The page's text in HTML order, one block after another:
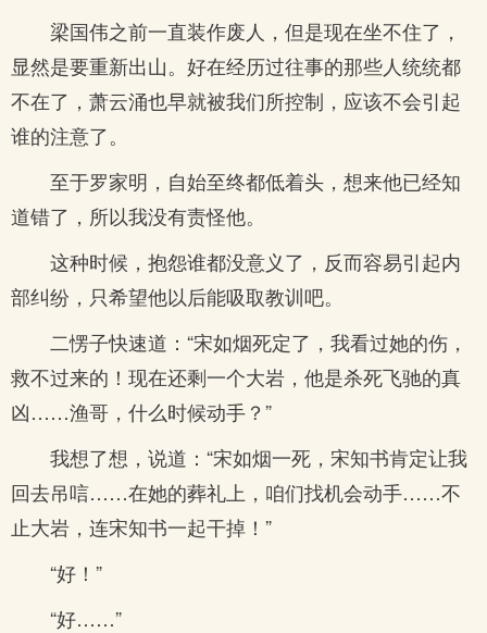
梁国伟之前一直装作废人，但是现在坐不住了，
显然是要重新出山。好在经历过往事的那些人统统都
不在了，萧云涌也早就被我们所控制，应该不会引起
谁的注意了。
至于罗家明，自始至终都低着头，想来他已经知
道错了，所以我没有责怪他。
这种时候，抱怨谁都没意义了，反而容易引起内
部纠纷，只希望他以后能吸取教训吧。
二愣子快速道：“宋如烟死定了，我看过她的伤，
救不过来的！现在还剩一个大岩，他是杀死飞驰的真
凶……渔哥，什么时候动手？”
我想了想，说道：“宋如烟一死，宋知书肯定让我
回去吊唁……在她的葬礼上，咱们找机会动手……不
止大岩，连宋知书一起干掉！”
“好！”
“好……”